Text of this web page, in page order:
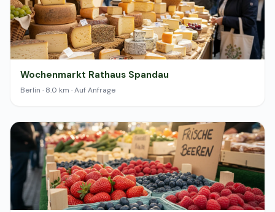
Wochenmarkt Rathaus Spandau
Berlin · 8.0 km · Auf Anfrage